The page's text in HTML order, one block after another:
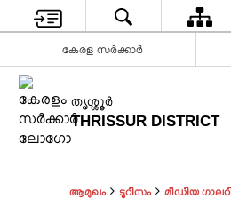
കേരള സർക്കാർ
ത‍ൃശ്ശ‍ൂർ
THRISSUR DISTRICT
ആമുഖം ടൂറിസം മീഡിയ